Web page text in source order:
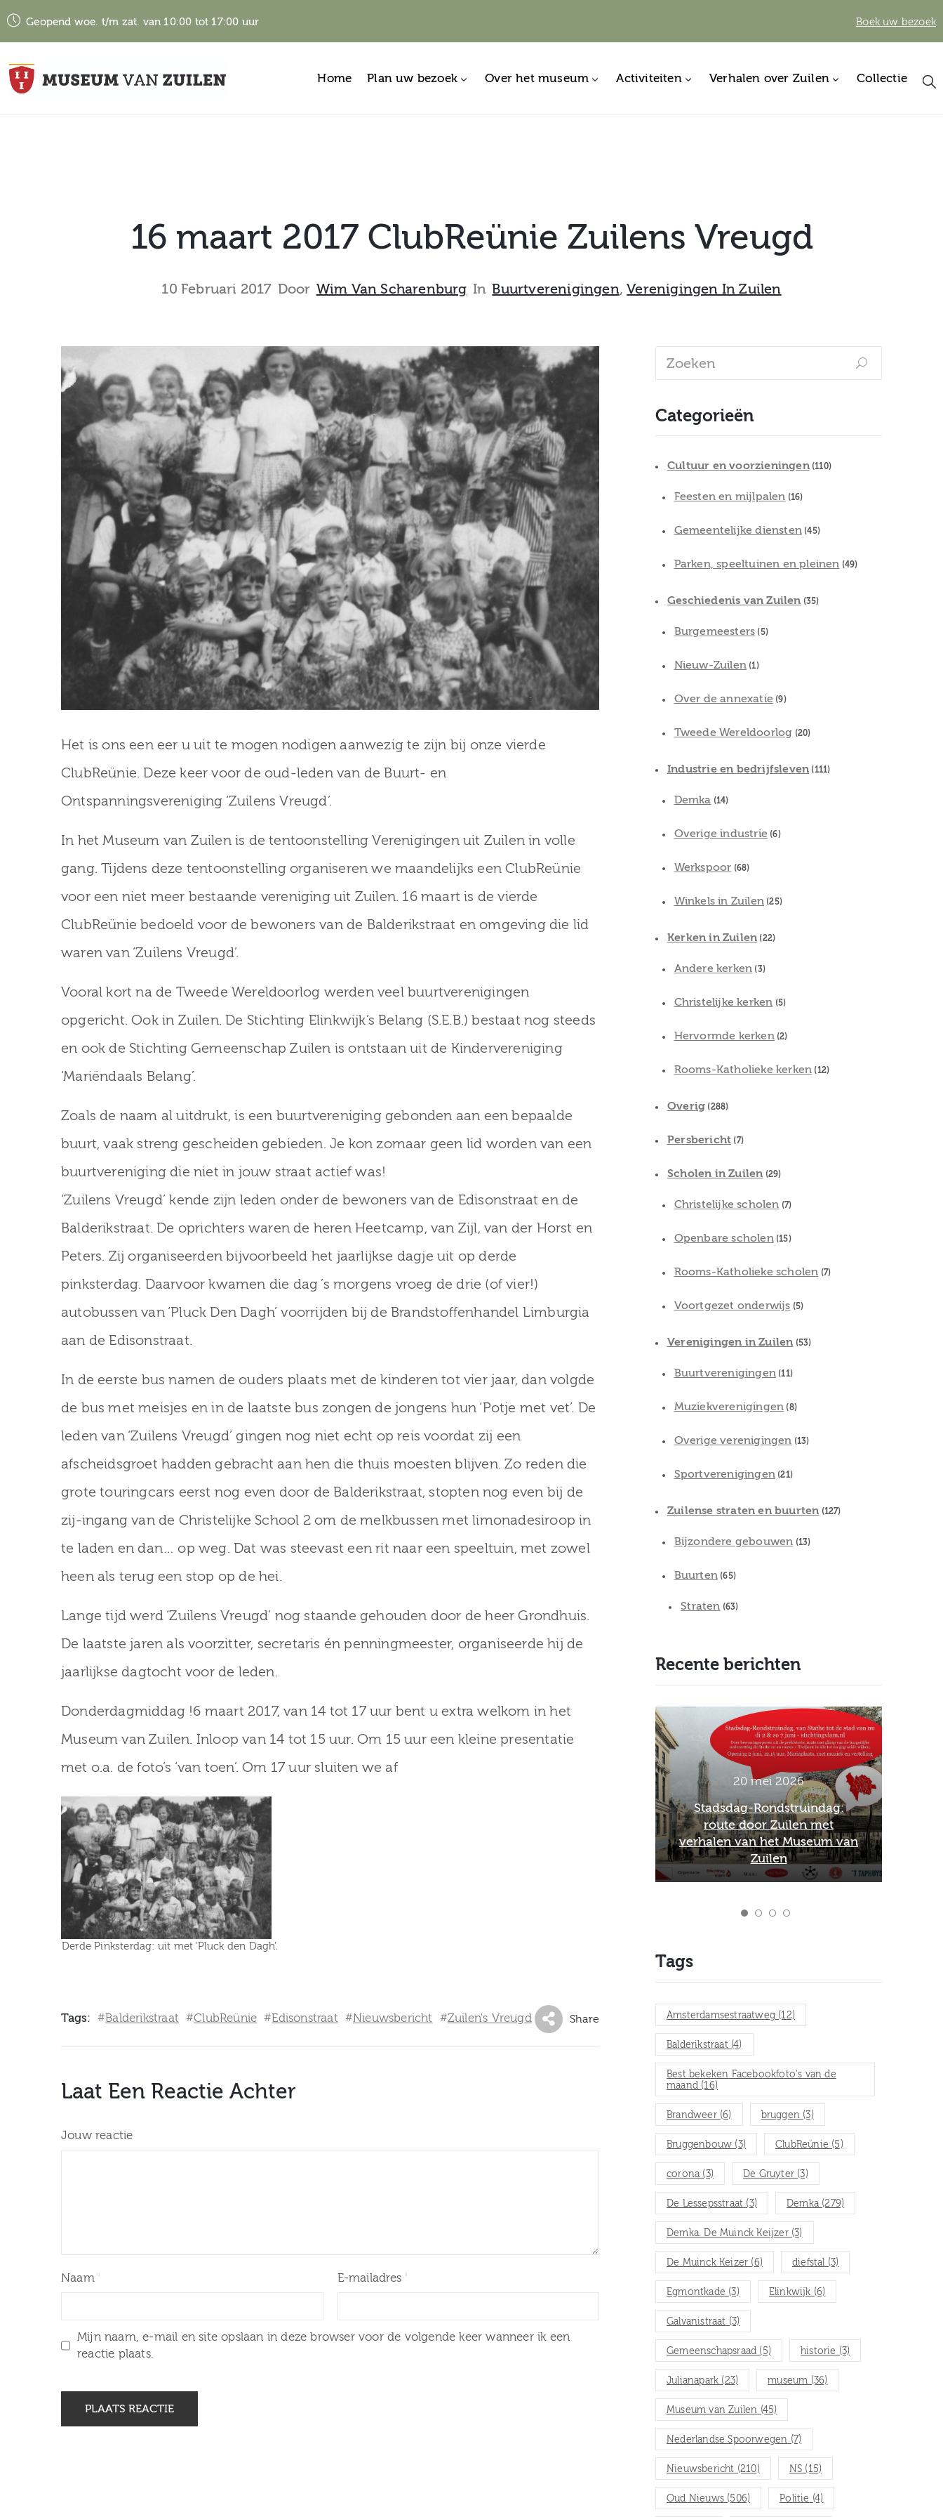
Geopend woe. t/m zat. van 10:00 tot 17:00 uur Boek uw bezoek
Home Plan uw bezoek Over het museum Activiteiten Verhalen over Zuilen Collectie
16 maart 2017 ClubReünie Zuilens Vreugd
10 Februari 2017 Door Wim Van Scharenburg In Buurtverenigingen‚Verenigingen In Zuilen
Het is ons een eer u uit te mogen nodigen aanwezig te zijn bij onze vierde
ClubReünie. Deze keer voor de oud-leden van de Buurt- en
Ontspanningsvereniging ‘Zuilens Vreugd’.
In het Museum van Zuilen is de tentoonstelling Verenigingen uit Zuilen in volle
gang. Tijdens deze tentoonstelling organiseren we maandelijks een ClubReünie
voor een niet meer bestaande vereniging uit Zuilen. 16 maart is de vierde
ClubReünie bedoeld voor de bewoners van de Balderikstraat en omgeving die lid
waren van ‘Zuilens Vreugd’.
Vooral kort na de Tweede Wereldoorlog werden veel buurtverenigingen
opgericht. Ook in Zuilen. De Stichting Elinkwijk’s Belang (S.E.B.) bestaat nog steeds
en ook de Stichting Gemeenschap Zuilen is ontstaan uit de Kindervereniging
‘Mariëndaals Belang’.
Zoals de naam al uitdrukt, is een buurtvereniging gebonden aan een bepaalde
buurt, vaak streng gescheiden gebieden. Je kon zomaar geen lid worden van een
buurtvereniging die niet in jouw straat actief was!
‘Zuilens Vreugd’ kende zijn leden onder de bewoners van de Edisonstraat en de
Balderikstraat. De oprichters waren de heren Heetcamp, van Zijl, van der Horst en
Peters. Zij organiseerden bijvoorbeeld het jaarlijkse dagje uit op derde
pinksterdag. Daarvoor kwamen die dag ’s morgens vroeg de drie (of vier!)
autobussen van ‘Pluck Den Dagh’ voorrijden bij de Brandstoffenhandel Limburgia
aan de Edisonstraat.
In de eerste bus namen de ouders plaats met de kinderen tot vier jaar, dan volgde
de bus met meisjes en in de laatste bus zongen de jongens hun ‘Potje met vet’. De
leden van ‘Zuilens Vreugd’ gingen nog niet echt op reis voordat zij een
afscheidsgroet hadden gebracht aan hen die thuis moesten blijven. Zo reden die
grote touringcars eerst nog even door de Balderikstraat, stopten nog even bij de
zij-ingang van de Christelijke School 2 om de melkbussen met limonadesiroop in
te laden en dan… op weg. Dat was steevast een rit naar een speeltuin, met zowel
heen als terug een stop op de hei.
Lange tijd werd ‘Zuilens Vreugd’ nog staande gehouden door de heer Grondhuis.
De laatste jaren als voorzitter, secretaris én penningmeester, organiseerde hij de
jaarlijkse dagtocht voor de leden.
Donderdagmiddag !6 maart 2017, van 14 tot 17 uur bent u extra welkom in het
Museum van Zuilen. Inloop van 14 tot 15 uur. Om 15 uur een kleine presentatie
met o.a. de foto’s ‘van toen’. Om 17 uur sluiten we af
Derde Pinksterdag: uit met ‘Pluck den Dagh’.
Tags: #Balderikstraat #ClubReünie #Edisonstraat #Nieuwsbericht #Zuilen's Vreugd Share
Laat Een Reactie Achter
Jouw reactie
Naam E-mailadres
Mijn naam, e-mail en site opslaan in deze browser voor de volgende keer wanneer ik een
reactie plaats.
Categorieën
Cultuur en voorzieningen(110)
Feesten en mijlpalen (16)
Gemeentelijke diensten (45)
Parken, speeltuinen en pleinen (49)
Geschiedenis van Zuilen (35)
Burgemeesters (5)
Nieuw-Zuilen (1)
Over de annexatie (9)
Tweede Wereldoorlog (20)
Industrie en bedrijfsleven (111)
Demka (14)
Overige industrie (6)
Werkspoor (68)
Winkels in Zuilen (25)
Kerken in Zuilen (22)
Andere kerken (3)
Christelijke kerken (5)
Hervormde kerken(2)
Rooms-Katholieke kerken (12)
Overig (288)
Persbericht (7)
Scholen in Zuilen (29)
Christelijke scholen (7)
Openbare scholen(15)
Rooms-Katholieke scholen (7)
Voortgezet onderwijs (5)
Verenigingen in Zuilen (53)
Buurtverenigingen (11)
Muziekverenigingen (8)
Overige verenigingen (13)
Sportverenigingen (21)
Zuilense straten en buurten (127)
Bijzondere gebouwen (13)
Buurten (65)
Straten (63)
Recente berichten
12 februari 2026
26 februari 2026 Herdenking
Februaristaking bij Museum
20 mei 2026
Stadsdag-Rondstruindag:
route door Zuilen met
verhalen van het Museum van
Zuilen
Tags
Amsterdamsestraatweg (12)
Balderikstraat(4)
Best bekeken Facebookfoto's van de
maand (16)
Brandweer(6) bruggen (3)
Bruggenbouw (3) ClubReünie (5)
corona (3) De Gruyter (3)
De Lessepsstraat (3) Demka (279)
Demka. De Muinck Keijzer(3)
De Muinck Keizer (6) diefstal (3)
Egmontkade (3) Elinkwijk (6)
Galvanistraat (3)
Gemeenschapsraad (5) historie (3)
Julianapark (23) museum (36)
Museum van Zuilen (45)
Nederlandse Spoorwegen (7)
Nieuwsbericht (210) NS (15)
Oud Nieuws (506) Politie (4)